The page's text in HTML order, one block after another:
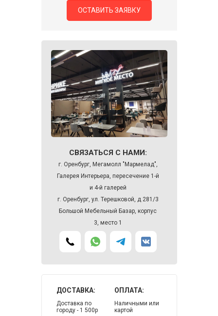
ОСТАВИТЬ ЗАЯВКУ
СВЯЗАТЬСЯ С НАМИ:
г. Оренбург, Мегамолл "Мармелад",
Галерея Интерьера, пересечение 1-й
и 4-й галерей
г. Оренбург, ул. Терешковой, д 281/3
Большой Мебельный Базар, корпус
3, место 1
ДОСТАВКА:
Доставка по
городу - 1 500р
ОПЛАТА:
Наличными или
картой